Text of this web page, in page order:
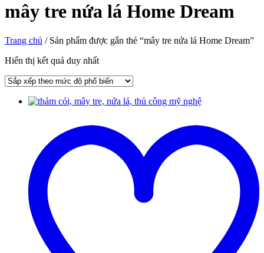
mây tre nứa lá Home Dream
Trang chủ / Sản phẩm được gắn thẻ “mây tre nứa lá Home Dream”
Hiển thị kết quả duy nhất